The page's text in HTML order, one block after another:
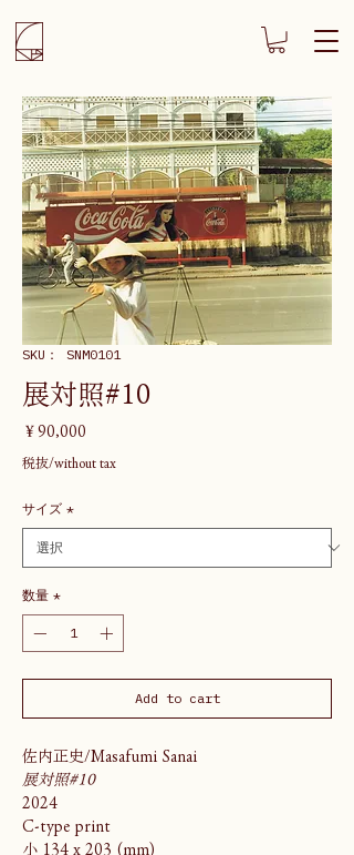
SKU： SNM0101
展対照#10
￥90,000
税抜/without tax
サイズ *
数量 *
Add to cart
佐内正史/Masafumi Sanai
展対照#10
2024
C-type print
小 134 x 203 (mm)